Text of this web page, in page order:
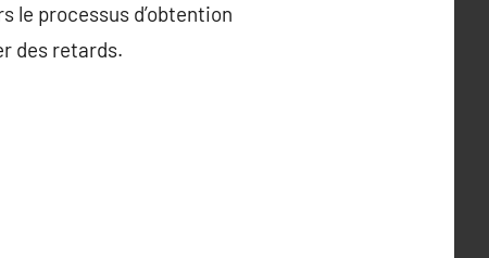
le processus d’obtention
des retards.